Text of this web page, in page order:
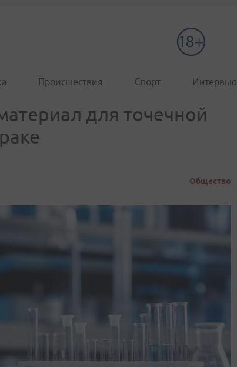
Происшествия Спорт Интервью
для точечной
Общество